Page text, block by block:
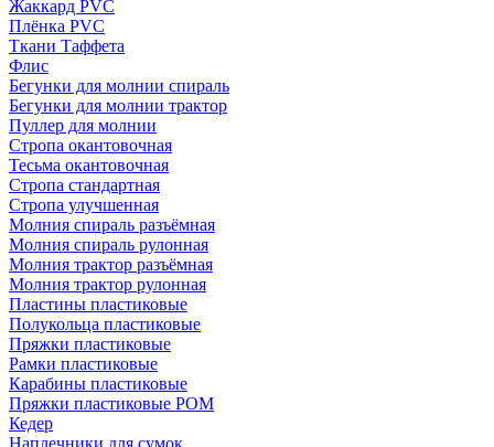
Жаккард PVC
Плёнка PVC
Ткани Таффета
Флис
Бегунки для молнии спираль
Бегунки для молнии трактор
Пуллер для молнии
Стропа окантовочная
Тесьма окантовочная
Стропа стандартная
Стропа улучшенная
Молния спираль разъёмная
Молния спираль рулонная
Молния трактор разъёмная
Молния трактор рулонная
Пластины пластиковые
Полукольца пластиковые
Пряжки пластиковые
Рамки пластиковые
Карабины пластиковые
Пряжки пластиковые РОМ
Кедер
Наплечники для сумок